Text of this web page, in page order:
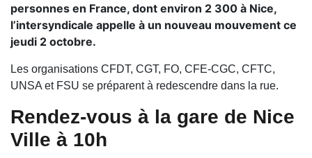
personnes en France, dont environ 2 300 à Nice,
l’intersyndicale appelle à un nouveau mouvement ce
jeudi 2 octobre.
Les organisations CFDT, CGT, FO, CFE-CGC, CFTC,
UNSA et FSU se préparent à redescendre dans la rue.
Rendez-vous à la gare de Nice
Ville à 10h